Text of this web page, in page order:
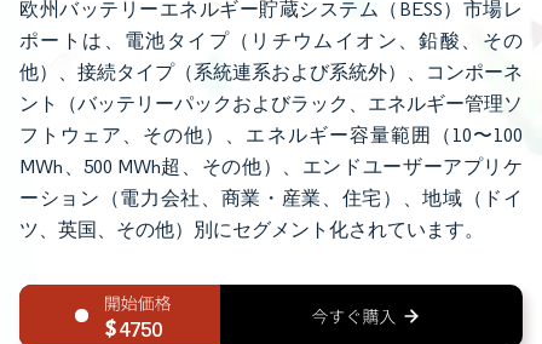
欧州バッテリーエネルギー貯蔵システム（BESS）市場レ
ポートは、電池タイプ（リチウムイオン、鉛酸、その
他）、接続タイプ（系統連系および系統外）、コンポーネ
ント（バッテリーパックおよびラック、エネルギー管理ソ
フトウェア、その他）、エネルギー容量範囲（10〜100
MWh、500 MWh超、その他）、エンドユーザーアプリケ
ーション（電力会社、商業・産業、住宅）、地域（ドイ
ツ、英国、その他）別にセグメント化されています。
4750